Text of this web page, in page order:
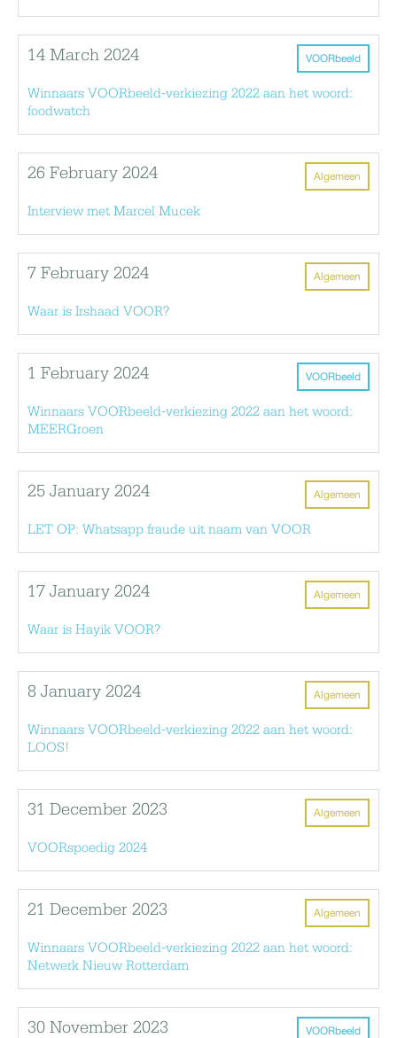
VOORbeeld
14 March 2024
Winnaars VOORbeeld-verkiezing 2022 aan het woord:
foodwatch
Algemeen
26 February 2024
Interview met Marcel Mucek
Algemeen
7 February 2024
Waar is Irshaad VOOR?
VOORbeeld
1 February 2024
Winnaars VOORbeeld-verkiezing 2022 aan het woord:
MEERGroen
Algemeen
25 January 2024
LET OP: Whatsapp fraude uit naam van VOOR
Algemeen
17 January 2024
Waar is Hayik VOOR?
Algemeen
8 January 2024
Winnaars VOORbeeld-verkiezing 2022 aan het woord:
LOOS!
Algemeen
31 December 2023
VOORspoedig 2024
Algemeen
21 December 2023
Winnaars VOORbeeld-verkiezing 2022 aan het woord:
Netwerk Nieuw Rotterdam
VOORbeeld
30 November 2023